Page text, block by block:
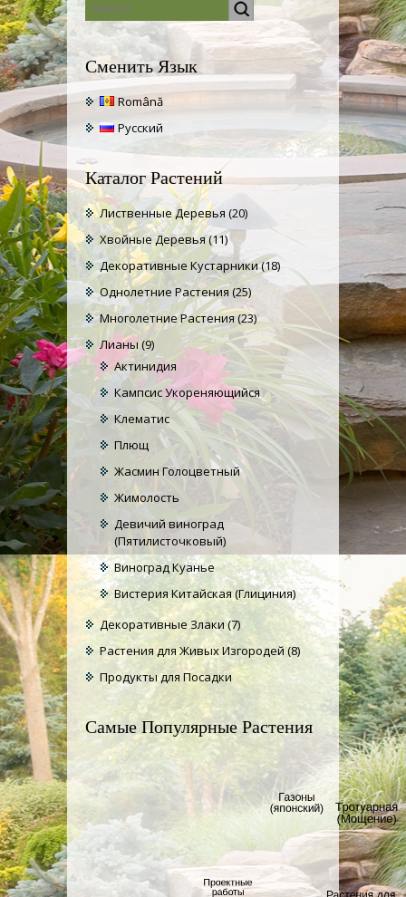
Сменить Язык
Română
Русский
Каталог Растений
Лиственные Деревья (20)
Хвойные Деревья(11)
Декоративные Кустарники(18)
Однолетние Растения(25)
Многолетние Растения(23)
Лианы (9)
Актинидия
Кампсис Укореняющийся
Клематис
Плющ
Жасмин Голоцветный
Жимолость
Девичий виноград
(Пятилисточковый)
Виноград Куанье
Вистерия Китайская (Глициния)
Декоративные Злаки (7)
Растения для Живых Изгородей (8)
Продукты для Посадки
Самые Популярные Растения